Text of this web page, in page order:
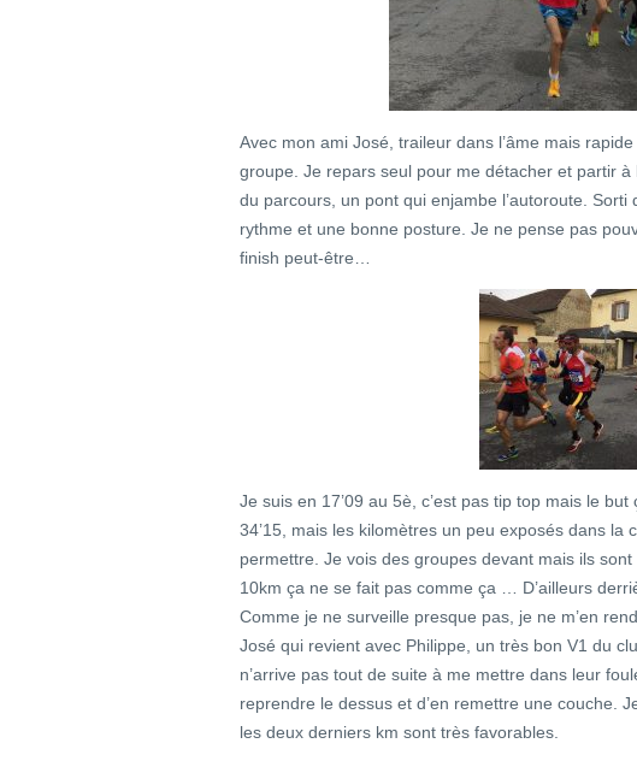
Avec mon ami José, traileur dans l’âme mais
groupe. Je repars seul pour me détacher et partir à
du parcours, un pont qui enjambe l’autoroute.
rythme et une bonne posture. Je ne pense pas
finish peut-être…
Je suis en 17’09 au 5è, c’est pas tip top mais le
34’15, mais les kilomètres un peu exposés dans la
permettre. Je vois des groupes devant mais ils
10km ça ne se fait pas comme ça … D’ailleurs
Comme je ne surveille presque pas, je ne m’en
José qui revient avec Philippe, un très bon V1 du
n’arrive pas tout de suite à me mettre dans leur
reprendre le dessus et d’en remettre une couche.
les deux derniers km sont très favorables.